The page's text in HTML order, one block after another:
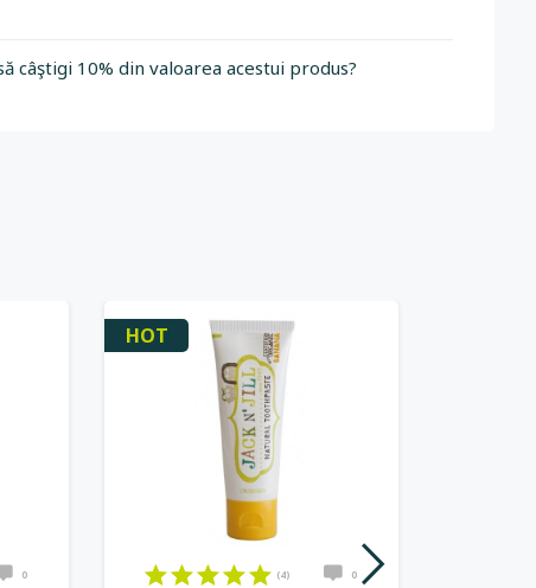
câştigi 10% din valoarea acestui produs?
0
HOT
(4) 0
on
on on
on on
on on
on on
on on
on